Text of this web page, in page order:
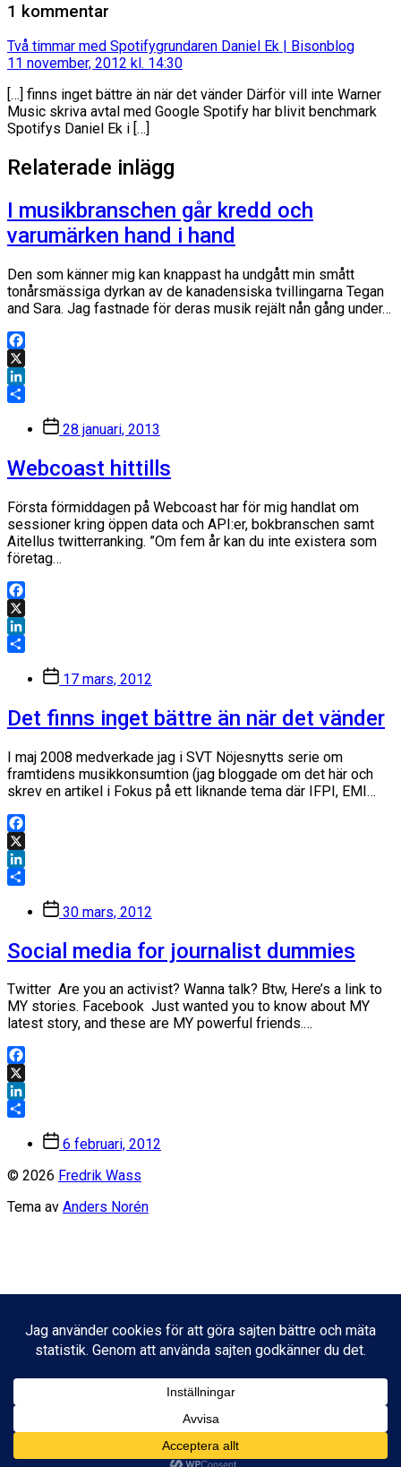
1 kommentar
Två timmar med Spotifygrundaren Daniel Ek | Bisonblogsäger:
11 november, 2012 kl. 14:30
[…] finns inget bättre än när det vänder Därför vill inte Warner
Music skriva avtal med Google Spotify har blivit benchmark
Spotifys Daniel Ek i […]
Relaterade inlägg
I musikbranschen går kredd och
varumärken hand i hand
Den som känner mig kan knappast ha undgått min smått
tonårsmässiga dyrkan av de kanadensiska tvillingarna Tegan
and Sara. Jag fastnade för deras musik rejält nån gång under…
Facebook
X
LinkedIn
Inläggsdatum
28 januari, 2013
Webcoast hittills
Första förmiddagen på Webcoast har för mig handlat om
sessioner kring öppen data och API:er, bokbranschen samt
Aitellus twitterranking. ”Om fem år kan du inte existera som
företag…
Facebook
X
LinkedIn
Inläggsdatum
17 mars, 2012
Det finns inget bättre än när det vänder
I maj 2008 medverkade jag i SVT Nöjesnytts serie om
framtidens musikkonsumtion (jag bloggade om det här och
skrev en artikel i Fokus på ett liknande tema där IFPI, EMI…
Facebook
X
LinkedIn
Inläggsdatum
30 mars, 2012
Social media for journalist dummies
Twitter Are you an activist? Wanna talk? Btw, Here’s a link to
MY stories. Facebook Just wanted you to know about MY
latest story, and these are MY powerful friends.…
Facebook
X
LinkedIn
Inläggsdatum
6 februari, 2012
© 2026 Fredrik Wass
Tema av Anders Norén